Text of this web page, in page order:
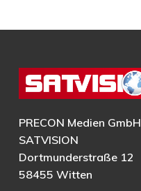
PRECON Medien GmbH
SATVISION
Dortmunderstraße 12
58455 Witten